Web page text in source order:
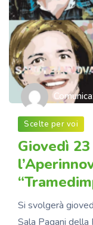
Scelte per voi
Giovedì
Si svolgerà
Sala Pagani della